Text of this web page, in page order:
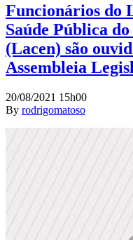
Funcionários do
Saúde Pública
(Lacen) são
Assembleia
20/08/2021 15h00
By rodrigomatoso